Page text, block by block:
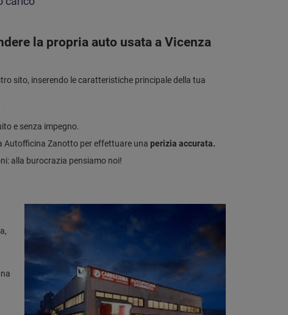
la propria auto usata a Vicenza
sito, inserendo le caratteristiche principale della tua
e senza impegno.
Autofficina Zanotto per effettuare una perizia accurata.
alla burocrazia pensiamo noi!